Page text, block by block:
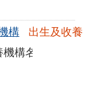
構
出生及收養
構名冊